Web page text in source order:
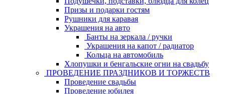
Призы и подарки гостям
Рушники для каравая
Украшения на авто
Банты на зеркала / ручки
Украшения на капот / радиатор
Кольца на автомобиль
Хлопушки и бенгальские огни на свадьбу
ПРОВЕДЕНИЕ ПРАЗДНИКОВ И ТОРЖЕСТВ
Проведение свадьбы
Проведение юбилея